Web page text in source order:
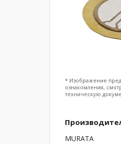
* Изображение
ознакомления,
техническую
MURATA